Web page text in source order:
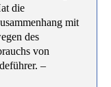
die
mit
des
von
–